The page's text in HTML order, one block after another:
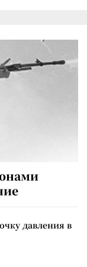
давления в